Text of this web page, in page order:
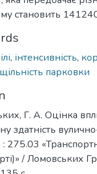
становить
, інтенсивність,
щільність парковки
Г. А. Оцінка
здатність
: 275.03
/ Ломовських